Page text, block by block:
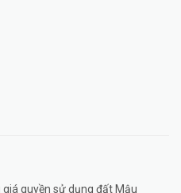
giá quyền sử dụng đất Mậu